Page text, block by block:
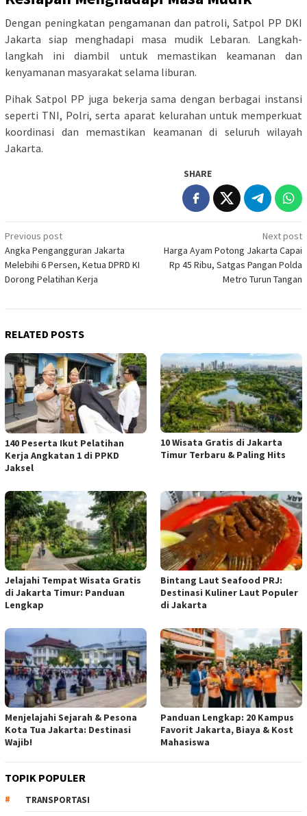
Dengan peningkatan pengamanan dan patroli, Satpol PP DKI
Jakarta siap menghadapi masa mudik Lebaran. Langkah-
langkah ini diambil untuk memastikan keamanan dan
kenyamanan masyarakat selama liburan.
Pihak Satpol PP juga bekerja sama dengan berbagai instansi
seperti TNI, Polri, serta aparat kelurahan untuk memperkuat
koordinasi dan memastikan keamanan di seluruh wilayah
Jakarta.
SHARE
Post
navigation
Previous post
Angka Pengangguran Jakarta
Melebihi 6 Persen, Ketua DPRD KI
Dorong Pelatihan Kerja
Next post
Harga Ayam Potong Jakarta Capai
Rp 45 Ribu, Satgas Pangan Polda
Metro Turun Tangan
RELATED POSTS
140 Peserta Ikut Pelatihan
Kerja Angkatan 1 di PPKD
Jaksel
10 Wisata Gratis di Jakarta
Timur Terbaru & Paling Hits
Jelajahi Tempat Wisata Gratis
di Jakarta Timur: Panduan
Lengkap
Bintang Laut Seafood PRJ:
Destinasi Kuliner Laut Populer
di Jakarta
Menjelajahi Sejarah & Pesona
Kota Tua Jakarta: Destinasi
Wajib!
Panduan Lengkap: 20 Kampus
Favorit Jakarta, Biaya & Kost
Mahasiswa
TOPIK POPULER
TRANSPORTASI